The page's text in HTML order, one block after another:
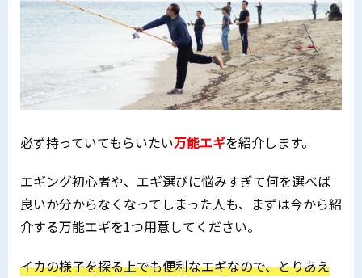
必ず持っていてもらいたい万能エギを紹介します。
エギング初心者や、エギ選びに悩みすぎて何を選べば
良いか分からなくなってしまった人も、まずは今から紹
介する万能エギを1つ用意してください。
イカの様子を探る上でも便利なエギなので、とりあえ